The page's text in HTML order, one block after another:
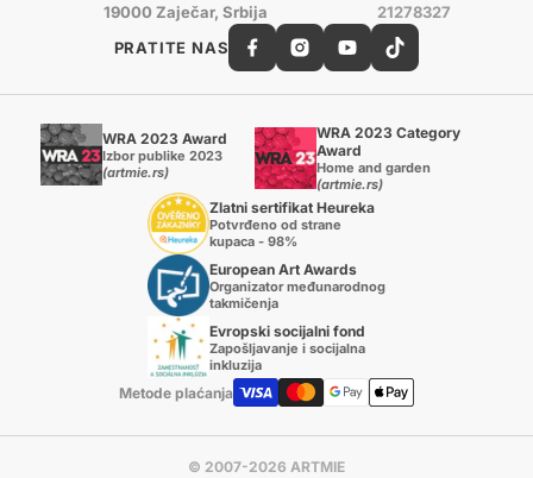
19000 Zaječar, Srbija
21278327
PRATITE NAS
WRA 2023 Award
Izbor publike 2023
(artmie.rs)
WRA 2023 Category
Award
Home and garden
(artmie.rs)
Zlatni sertifikat Heureka
Potvrđeno od strane
kupaca - 98%
European Art Awards
Organizator međunarodnog
takmičenja
Evropski socijalni fond
Zapošljavanje i socijalna
inkluzija
Metode plaćanja
© 2007-2026 ARTMIE